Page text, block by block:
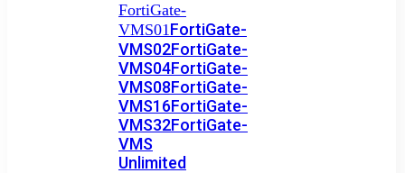
FortiGate-
VMS01FortiGate-
VMS02FortiGate-
VMS04FortiGate-
VMS08FortiGate-
VMS16FortiGate-
VMS32FortiGate-
VMS
Unlimited